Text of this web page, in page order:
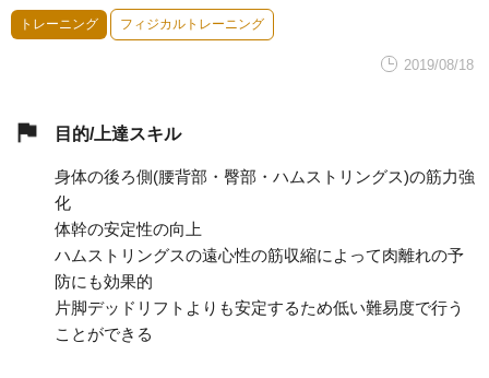
トレーニング フィジカルトレーニング
2019/08/18
目的/上達スキル
身体の後ろ側(腰背部・臀部・ハムストリングス)の筋力強
化
体幹の安定性の向上
ハムストリングスの遠心性の筋収縮によって肉離れの予
防にも効果的
片脚デッドリフトよりも安定するため低い難易度で行う
ことができる